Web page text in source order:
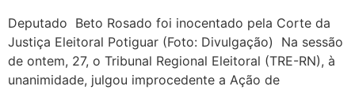
Deputado Beto Rosado foi inocentado pela Corte da
Justiça Eleitoral Potiguar (Foto: Divulgação) Na sessão
de ontem, 27, o Tribunal Regional Eleitoral (TRE-RN), à
unanimidade, julgou improcedente a Ação de